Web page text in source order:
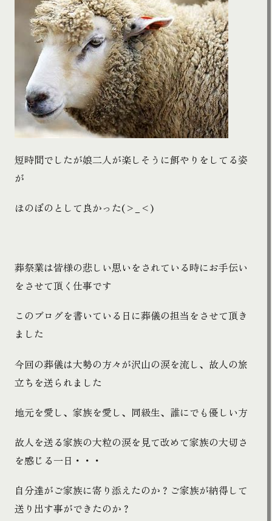
短時間でしたが娘二人が楽しそうに餌やりをしてる姿
が
ほのぼのとして良かった(>_<)
葬祭業は皆様の悲しい思いをされている時にお手伝い
をさせて頂く仕事です
このブログを書いている日に葬儀の担当をさせて頂き
ました
今回の葬儀は大勢の方々が沢山の涙を流し、故人の旅
立ちを送られました
地元を愛し、家族を愛し、同級生、誰にでも優しい方
故人を送る家族の大粒の涙を見て改めて家族の大切さ
を感じる一日・・・
自分達がご家族に寄り添えたのか？ご家族が納得して
送り出す事ができたのか？